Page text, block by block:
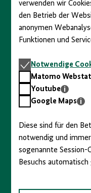
verwenden wir
den Betrieb der
anonymen
Funktionen und
Notwendige
Cookies
Notwendige
Matomo
Webstatistik
Matomo
Youtube
Youtube
GoogleGoogle Maps
Diese sind für den
notwendig und
sogenannte Session-
Besuchs